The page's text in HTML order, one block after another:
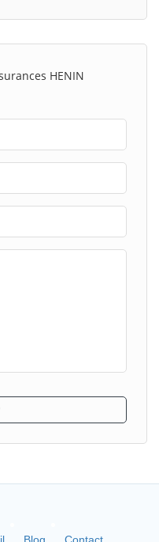
HENIN